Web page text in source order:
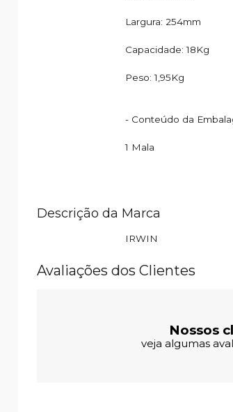
Largura: 254mm
Capacidade: 18Kg
Peso: 1,95Kg
- Conteúdo da
1 Mala
Descrição da Marca
IRWIN
Avaliações dos Clientes
Nossos
veja algumas